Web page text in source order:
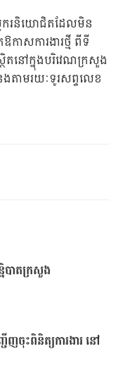
ករនិយោជិតដែលមិន
ាសការងារថ្មី ពីទី
ថិតនៅក្នុងបរិវេណក្រសួង
ងតាមរយៈទូរសព្ទលេខ
បាតក្រសួង
ចុះពិនិត្យការងារ នៅ